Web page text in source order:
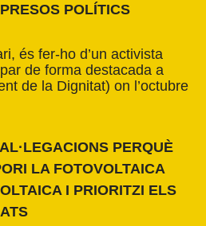
POLÍTICS
és fer-ho d’un activista
de forma destacada a
de la Dignitat) on l’octubre
PERQUÈ
LA FOTOVOLTAICA
I PRIORITZI ELS